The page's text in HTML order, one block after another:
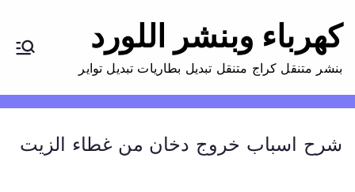
إ
كهرباء وبنشر اللورد
بنشر متنقل كراج متنقل تبديل بطاريات تبديل تواير
شرح اسباب خروج دخان من غطاء الزيت